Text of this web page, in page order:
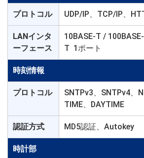
プロトコル UDP/IP、TCP/IP、
LANインタ
ーフェース
10BASE-T /
T 1ポート
時刻情報
プロトコル
SNTPv3、SNTPv4、
TIME、DAYTIME
認証方式 MD5認証、Autokey
時計部